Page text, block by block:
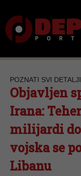
POZNATI SVI DETALJI
Objavljen
Irana:
milijardi
vojska se
Libanu